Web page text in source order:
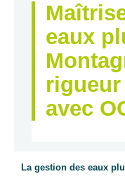
eaux
avec
La gestion des eaux